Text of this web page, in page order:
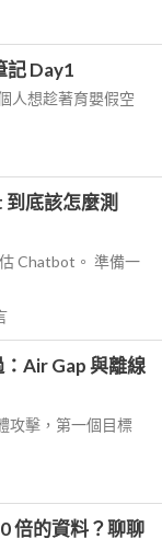
記 Day1
人想趁著育嬰假空
底該怎麼測
Chatbot。 準備一
Air Gap 與離線
攻擊，第一個目標
倍的資料？聊聊